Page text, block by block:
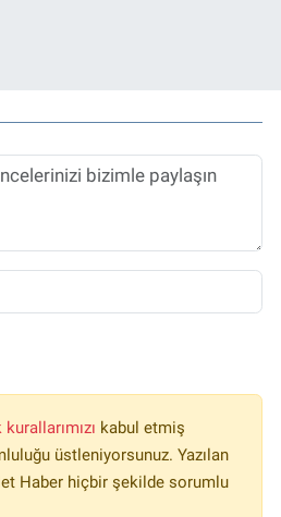
kabul etmiş
üstleniyorsunuz. Yazılan
Haber hiçbir şekilde sorumlu